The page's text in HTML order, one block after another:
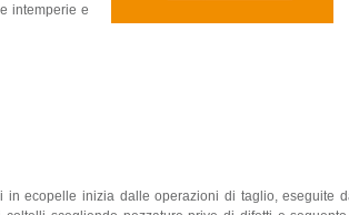
intemperie e
in ecopelle inizia dalle operazioni di taglio, eseguite